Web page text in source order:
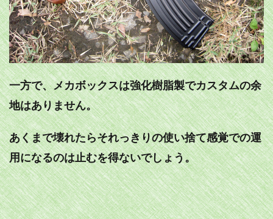
一方で、メカボックスは強化樹脂製でカスタムの余
地はありません。
あくまで壊れたらそれっきりの使い捨て感覚での運
用になるのは止むを得ないでしょう。